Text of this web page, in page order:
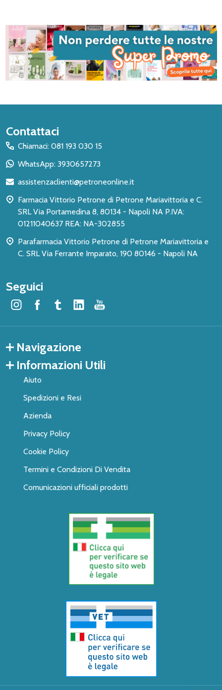
Inizio
del
piè
pagina
Contattaci
Chiamaci: 081 193 030 15
WhatsApp: 3930657273
assistenzaclienti@petroneonline.it
Farmacia Vittorio Petrone di Petrone Mariavittoria e C.
SRL Via Portamedina 8, 80134 - Napoli NA P.IVA:
01211040637 REA: NA-302855
Parafarmacia Vittorio Petrone di Petrone Mariavittoria e
C. SRL Via Ferrante Imparato, 190 80146 - Napoli NA
Seguici
Navigazione
Informazioni Utili
Aiuto
Spedizioni e Resi
Azienda
Privacy Policy
Cookie Policy
Termini e Condizioni Di Vendita
Comunicazioni ufficiali prodotti